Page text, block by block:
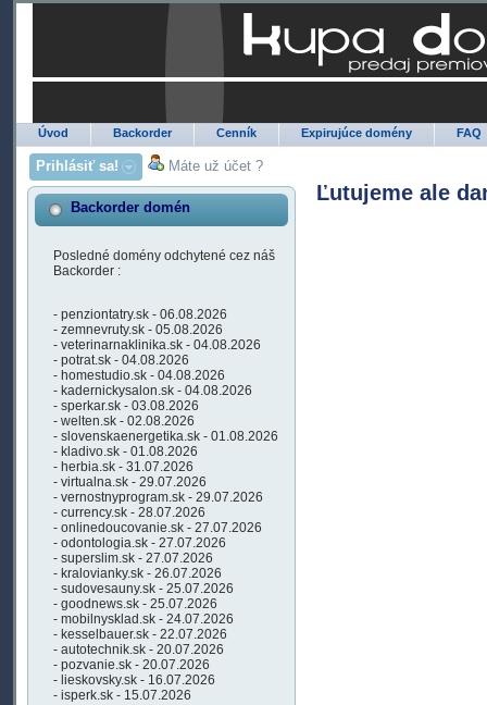
Úvod Backorder Cenník Expirujúce domény FAQ
Prihlásiť sa! Máte už účet ?
Backorder domén
Posledné domény odchytené cez náš
Backorder :
- penziontatry.sk - 06.08.2026
- zemnevruty.sk - 05.08.2026
- veterinarnaklinika.sk - 04.08.2026
- potrat.sk - 04.08.2026
- homestudio.sk - 04.08.2026
- kadernickysalon.sk - 04.08.2026
- sperkar.sk - 03.08.2026
- welten.sk - 02.08.2026
- slovenskaenergetika.sk - 01.08.2026
- kladivo.sk - 01.08.2026
- herbia.sk - 31.07.2026
- virtualna.sk - 29.07.2026
- vernostnyprogram.sk - 29.07.2026
- currency.sk - 28.07.2026
- onlinedoucovanie.sk - 27.07.2026
- odontologia.sk - 27.07.2026
- superslim.sk - 27.07.2026
- kralovianky.sk - 26.07.2026
- sudovesauny.sk - 25.07.2026
- goodnews.sk - 25.07.2026
- mobilnysklad.sk - 24.07.2026
- kesselbauer.sk - 22.07.2026
- autotechnik.sk - 20.07.2026
- pozvanie.sk - 20.07.2026
- lieskovsky.sk - 16.07.2026
- isperk.sk - 15.07.2026
Ľutujeme ale